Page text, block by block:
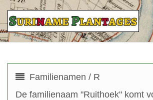
Familienamen / R
De familienaam "Ruithoek" komt